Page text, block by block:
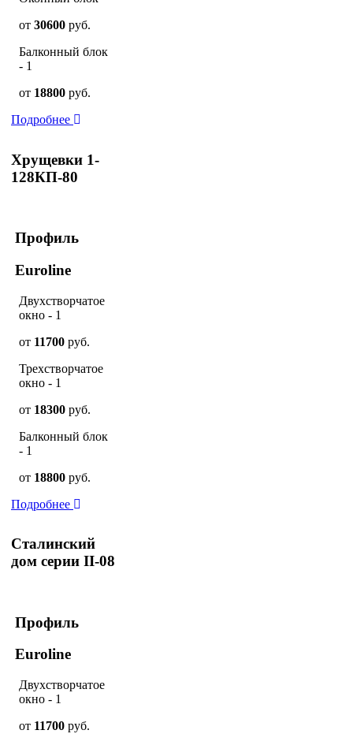
от 30600 руб.
Балконный блок
- 1
от 18800 руб.
Подробнее
Хрущевки 1-
128КП-80
Профиль
Euroline
Двухстворчатое
окно - 1
от 11700 руб.
Трехстворчатое
окно - 1
от 18300 руб.
Балконный блок
- 1
от 18800 руб.
Подробнее
Сталинский
дом серии II-08
Профиль
Euroline
Двухстворчатое
окно - 1
от 11700 руб.